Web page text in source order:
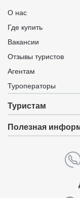
О нас
Где купить
Вакансии
Отзывы туристов
Агентам
Туроператоры
Туристам
Полезная